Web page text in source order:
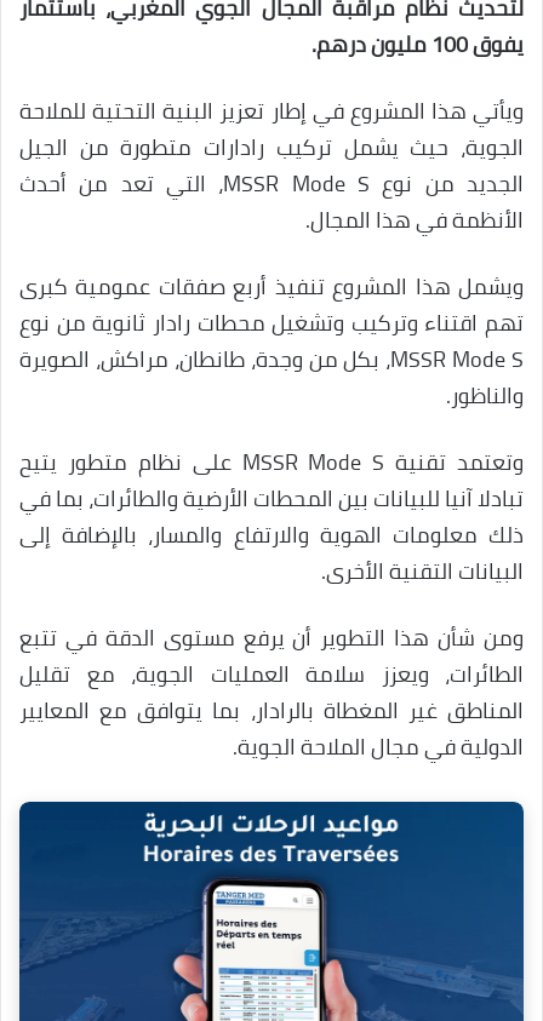
يفوق 100 مليون درهم.
ويأتي هذا المشروع في إطار تعزيز البنية التحتية للملاحة
الجوية، حيث يشمل تركيب رادارات متطورة من الجيل
الجديد من نوع MSSR Mode S، التي تعد من أحدث
الأنظمة في هذا المجال.
ويشمل هذا المشروع تنفيذ أربع صفقات عمومية كبرى
تهم اقتناء وتركيب وتشغيل محطات رادار ثانوية من نوع
MSSR Mode S، بكل من وجدة، طانطان، مراكش، الصويرة
والناظور.
وتعتمد تقنية MSSR Mode S على نظام متطور يتيح
تبادلا آنيا للبيانات بين المحطات الأرضية والطائرات، بما في
ذلك معلومات الهوية والارتفاع والمسار، بالإضافة إلى
البيانات التقنية الأخرى.
ومن شأن هذا التطوير أن يرفع مستوى الدقة في تتبع
الطائرات، ويعزز سلامة العمليات الجوية، مع تقليل
المناطق غير المغطاة بالرادار، بما يتوافق مع المعايير
الدولية في مجال الملاحة الجوية.